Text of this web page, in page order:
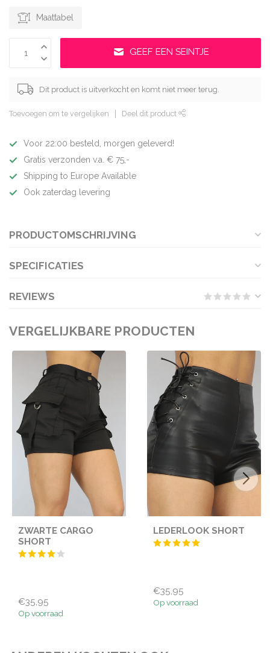
Maattabel
GEEF EEN SEINTJE
Dit product is uitverkocht en komt niet meer terug.
Toevoegen om te vergelijken Deel dit product
Voor 22:00 besteld, morgen geleverd!
Gratis verzonden v.a. € 75,-
Shipping to Europe Available
Ook zaterdag levering
PRODUCTOMSCHRIJVING
SPECIFICATIES
REVIEWS
VERGELIJKBARE PRODUCTEN
ZWARTE CARGO
SHORT
€35,95
Op voorraad
LEDERLOOK SHORT
€35,95
Op voorraad